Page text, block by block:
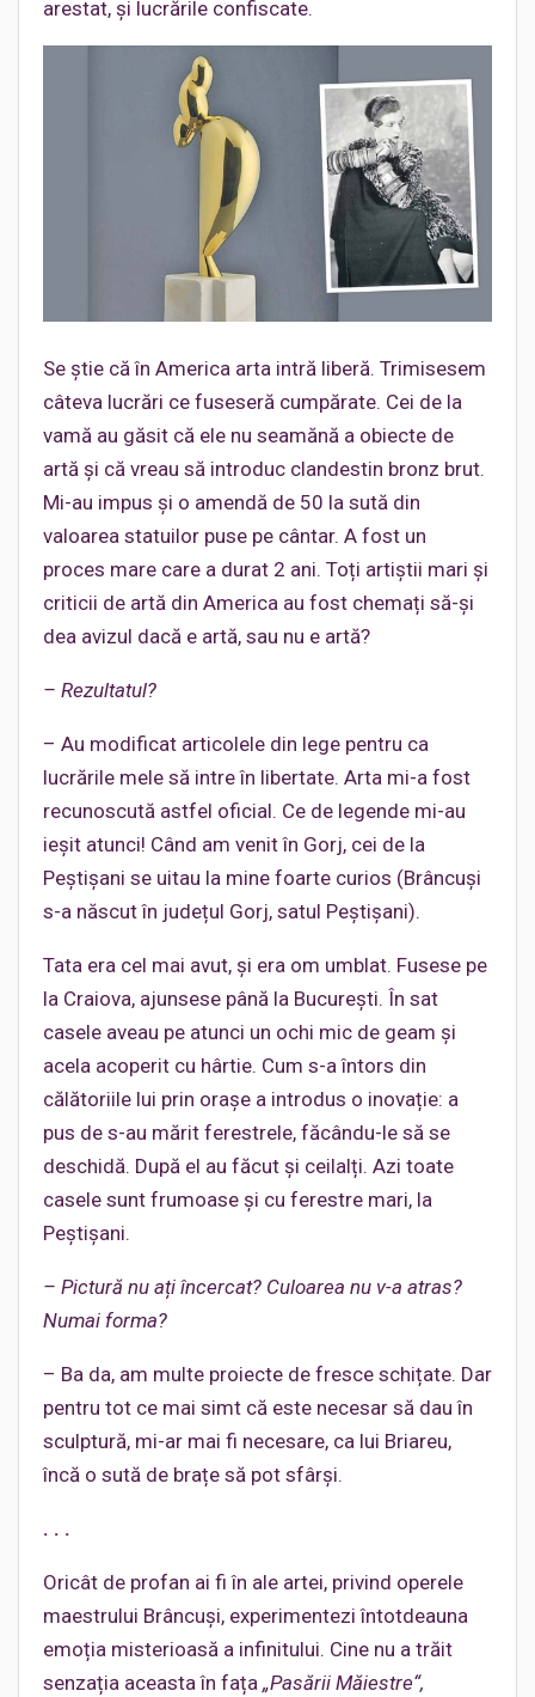
arestat, și lucrările confiscate.
Se știe că în America arta intră liberă. Trimisesem
câteva lucrări ce fuseseră cumpărate. Cei de la
vamă au găsit că ele nu seamănă a obiecte de
artă și că vreau să introduc clandestin bronz brut.
Mi-au impus și o amendă de 50 la sută din
valoarea statuilor puse pe cântar. A fost un
proces mare care a durat 2 ani. Toți artiștii mari și
criticii de artă din America au fost chemați să-și
dea avizul dacă e artă, sau nu e artă?
– Rezultatul?
– Au modificat articolele din lege pentru ca
lucrările mele să intre în libertate. Arta mi-a fost
recunoscută astfel oficial. Ce de legende mi-au
ieșit atunci! Când am venit în Gorj, cei de la
Peștișani se uitau la mine foarte curios (Brâncuși
s-a născut în județul Gorj, satul Peștișani).
Tata era cel mai avut, și era om umblat. Fusese pe
la Craiova, ajunsese până la București. În sat
casele aveau pe atunci un ochi mic de geam și
acela acoperit cu hârtie. Cum s-a întors din
călătoriile lui prin orașe a introdus o inovație: a
pus de s-au mărit ferestrele, făcându-le să se
deschidă. După el au făcut și ceilalți. Azi toate
casele sunt frumoase și cu ferestre mari, la
Peștișani.
– Pictură nu ați încercat? Culoarea nu v-a atras?
Numai forma?
– Ba da, am multe proiecte de fresce schițate. Dar
pentru tot ce mai simt că este necesar să dau în
sculptură, mi-ar mai fi necesare, ca lui Briareu,
încă o sută de brațe să pot sfârși.
. . .
Oricât de profan ai fi în ale artei, privind operele
maestrului Brâncuși, experimentezi întotdeauna
emoția misterioasă a infinitului. Cine nu a trăit
senzația aceasta în fața „Pasării Măiestre“,